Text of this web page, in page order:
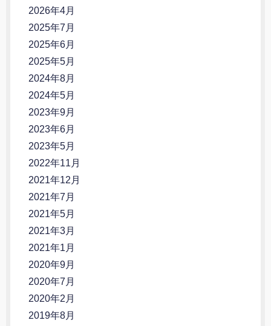
2026年4月
2025年7月
2025年6月
2025年5月
2024年8月
2024年5月
2023年9月
2023年6月
2023年5月
2022年11月
2021年12月
2021年7月
2021年5月
2021年3月
2021年1月
2020年9月
2020年7月
2020年2月
2019年8月